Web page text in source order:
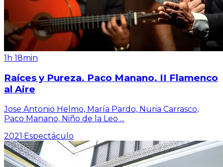
1h 18min
Raíces y Pureza. Paco Manano. II Flamenco
al Aire
Jose Antonio Helmo, María Pardo, Nuria Carrasco,
Paco Manano, Niño de la Leo ...
2021·Espectáculo